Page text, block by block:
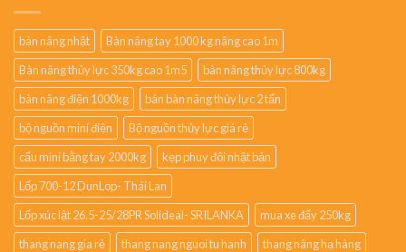
bàn nâng nhật
Bàn nâng tay 1000 kg nâng cao 1m
Bàn nâng thủy lực 350kg cao 1m5
bàn nâng thủy lực 800kg
bàn nâng điện 1000kg
bán bàn nâng thủy lực 2 tấn
bộ nguồn mini điện
Bộ nguồn thủy lực giá rẻ
cẩu mini bằng tay 2000kg
kẹp phuy đôi nhật bản
Lốp 700-12 DunLop- Thái Lan
Lốp xúc lật 26.5-25/28PR Solideal- SRILANKA
mua xe đẩy 250kg
thang nang gia rẻ
thang nang nguoi tu hanh
thang nâng hạ hàng